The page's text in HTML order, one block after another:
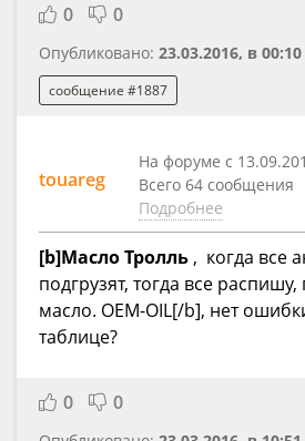
0 0
Опубликовано: 23.03.2016, в 00:10
сообщение #1887
touareg
На форуме с
Всего 64 сообщения
Подробнее
[b]Масло Тролль , когда все
подгрузят, тогда все распишу,
масло. OEM-OIL[/b], нет
таблице?
0 0